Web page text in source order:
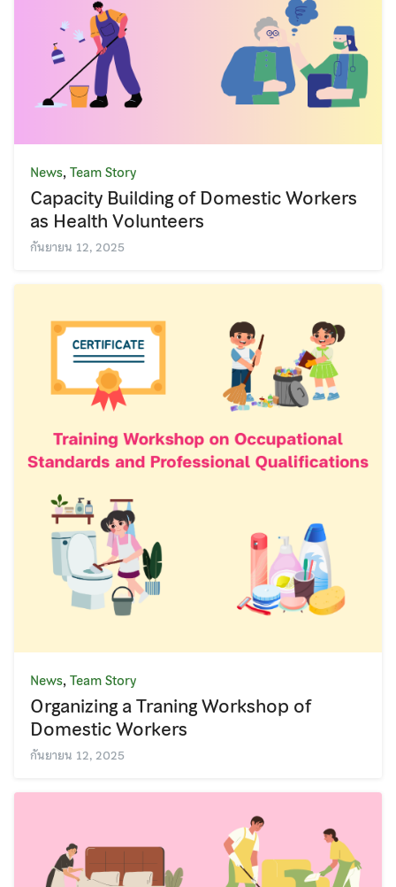
Search
for:
Search
News, Team Story
Capacity Building of Domestic Workers
as Health Volunteers
กันยายน 12, 2025
News, Team Story
Organizing a Traning Workshop of
Domestic Workers
กันยายน 12, 2025